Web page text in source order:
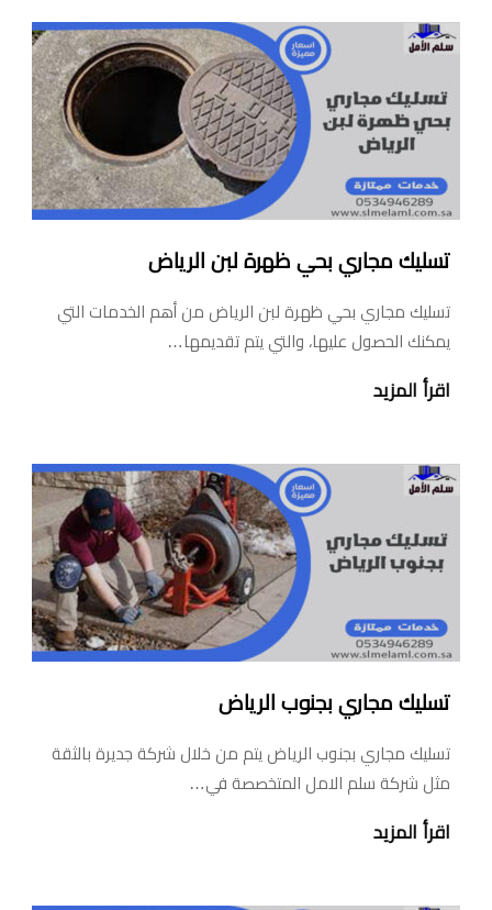
تسليك مجاري بحي ظهرة لبن الرياض
تسليك مجاري بحي ظهرة لبن الرياض من أهم الخدمات التي
يمكنك الحصول عليها، والتي يتم تقديمها…
اقرأ المزيد
تسليك مجاري بجنوب الرياض
تسليك مجاري بجنوب الرياض يتم من خلال شركة جديرة بالثقة
مثل شركة سلم الامل المتخصصة في…
اقرأ المزيد